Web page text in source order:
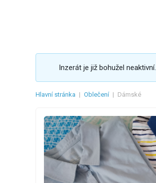
Inzerát je již bohužel neaktivní.
Hlavní stránka | Oblečení | Dámské